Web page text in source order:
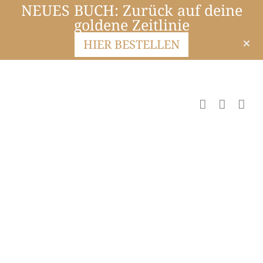
NEUES BUCH: Zurück auf deine
goldene Zeitlinie
HIER BESTELLEN